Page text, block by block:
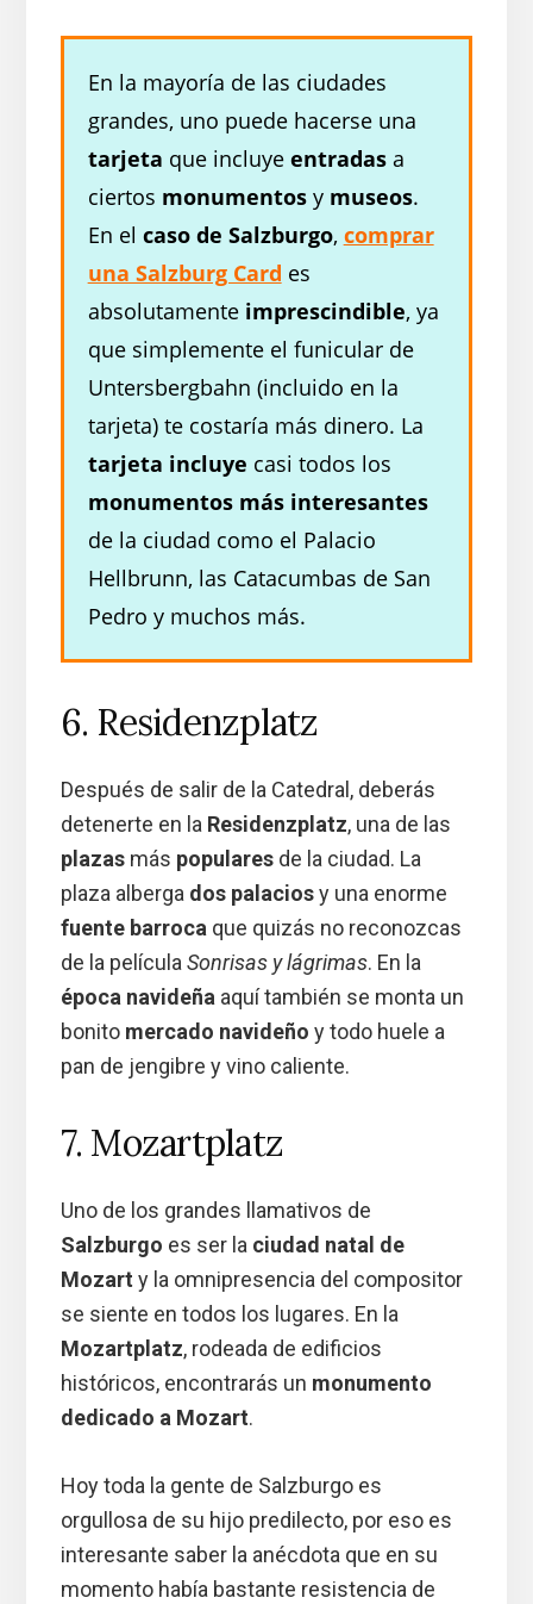
En la mayoría de las ciudades
grandes, uno puede hacerse una
tarjeta que incluye entradasa
ciertos monumentosy museos.
En el caso de Salzburgo, comprar
una Salzburg Card es
absolutamente imprescindible, ya
que simplemente el funicular de
Untersbergbahn (incluido en la
tarjeta) te costaría más dinero. La
tarjeta incluye casi todos los
monumentos más interesantes
de la ciudad como el Palacio
Hellbrunn, las Catacumbas de San
Pedro y muchos más.
6. Residenzplatz
Después de salir de la Catedral, deberás
detenerte en la Residenzplatz, una de las
plazasmás popularesde la ciudad. La
plaza alberga dos palaciosy una enorme
fuente barrocaque quizás no reconozcas
de la películaSonrisas y lágrimas. En la
época navideñaaquí también se monta un
bonito mercado navideño y todo huele a
pan de jengibre y vino caliente.
7. Mozartplatz
Uno de los grandes llamativos de
Salzburgo es ser la ciudad natal de
Mozart y la omnipresencia del compositor
se siente en todos los lugares. En la
Mozartplatz, rodeada de edificios
históricos, encontrarás un monumento
dedicado a Mozart.
Hoy toda la gente de Salzburgo es
orgullosa de su hijo predilecto, por eso es
interesante saber la anécdota que en su
momento había bastante resistencia de